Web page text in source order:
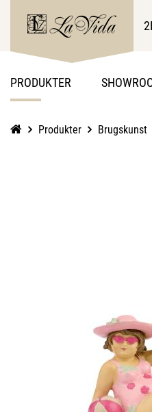
PRODUKTER
Produkter Brugskunst